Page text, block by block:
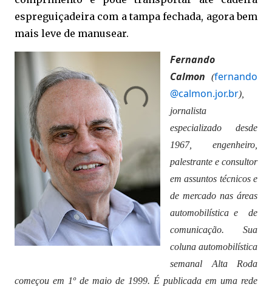
espreguiçadeira com a tampa fechada, agora bem
mais leve de manusear.
Fernando
Calmon (fernando
@calmon.jor.br),
jornalista
especializado desde
1967, engenheiro,
palestrante e consultor
em assuntos técnicos e
de mercado nas áreas
automobilística e de
comunicação. Sua
coluna automobilística
semanal Alta Roda
começou em 1º de maio de 1999. É publicada em uma rede